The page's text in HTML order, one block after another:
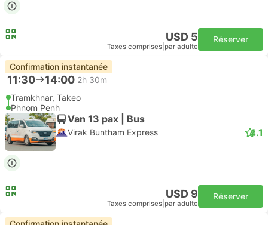
USD 5
Taxes comprises par adulte
Réserver
Confirmation instantanée
11:30 14:00 2h 30m
Tramkhnar, Takeo
Phnom Penh
Van 13 pax | Bus
Virak Buntham Express 4.1
USD 9
Taxes comprises par adulte
Réserver